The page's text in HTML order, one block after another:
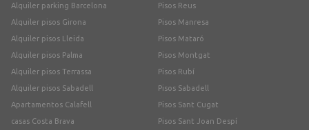
Alquiler parking Barcelona
Alquiler pisos Girona
Alquiler pisos Lleida
Alquiler pisos Palma
Alquiler pisos Terrassa
Alquiler pisos Sabadell
Apartamentos Calafell
casas Costa Brava
Pisos Reus
Pisos Manresa
Pisos Mataró
Pisos Montgat
Pisos Rubí
Pisos Sabadell
Pisos Sant Cugat
Pisos Sant Joan Despí